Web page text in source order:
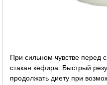
При сильном чувстве перед
стакан кефира. Быстрый
продолжать диету при